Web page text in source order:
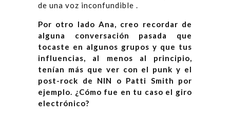
de una voz inconfundible .
Por otro lado Ana, creo recordar de
alguna conversación pasada que
tocaste en algunos grupos y que tus
influencias, al menos al principio,
tenían más que ver con el punk y el
post-rock de NIN o Patti Smith por
ejemplo. ¿Cómo fue en tu caso el giro
electrónico?